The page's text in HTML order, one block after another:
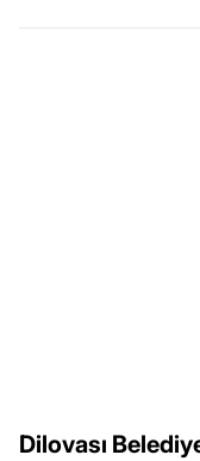
Dilovası